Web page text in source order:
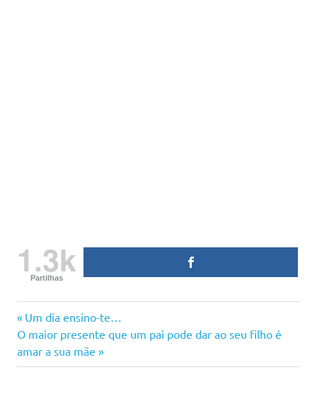
1.3k
Partilhas
ser
Navegação
de
Previous
Post:
Um dia ensino-te…
Next
Post:
O maior presente que um pai pode dar ao seu filho é
amar a sua mãe